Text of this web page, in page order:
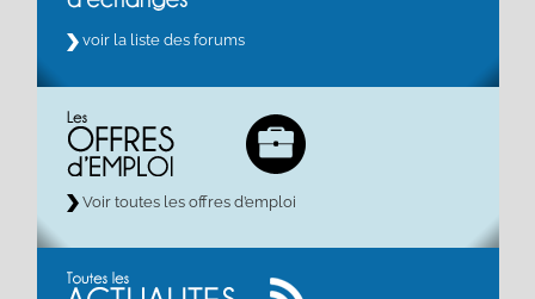
voir la liste des forums
Voir toutes les offres d’emploi